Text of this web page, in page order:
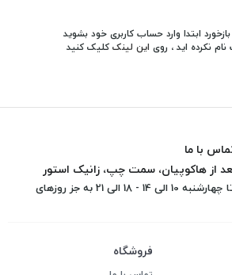
بازخورد ابتدا وارد حساب کاربری خود بشوید
نکرده اید ، روی این لینک کلیک کنید
با ما
بعد از هاکوپیان، سمت چپ، زانیک استور
ساعت پاسخگویی : شنبه تا چهارشنبه 10 الی 14 - 18 الی 21 به جز روزهای
فروشگاه